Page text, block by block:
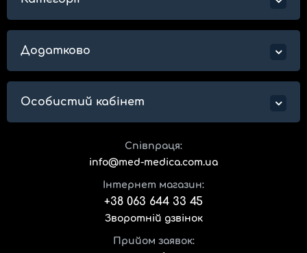
Додатково
Особистий кабінет
Співпраця:
info@med-medica.com.ua
Інтернет магазин:
+38 063 644 33 45
Зворотній дзвінок
Прийом заявок: